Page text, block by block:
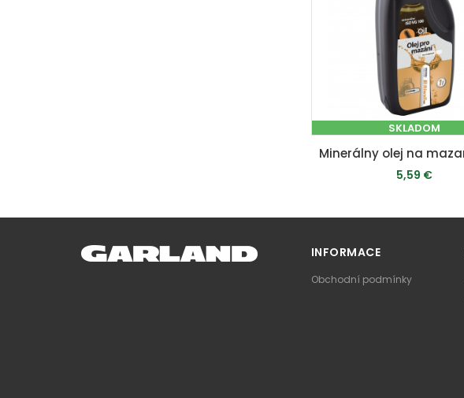
SKLADOM
5,59 €
PRIDAŤ DO KOŠÍKA
INFORMACE
Obchodní podmínky